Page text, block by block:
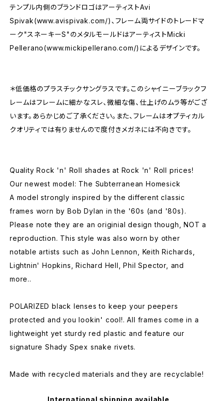
テンプル内側のブランドロゴはアーティストAvi
Spivak(www.avispivak.com/)、フレーム両サイドのトレードマ
ーク"スネーキーS"のメタルモールドはアーティストMicki
Pellerano(www.mickipellerano.com/)によるデザインです。
＊低価格のプラスチックサングラスです。このシャイニーブラックフ
レームはフレームに細かなスレ、微細な傷、仕上げのムラ等がござ
います。あらかじめご了承ください。また、フレームはオプティカル
クオリティでは有りませんので度付きメガネには不向きです。
Quality Rock 'n' Roll shades at Rock 'n' Roll prices!
Our newest model: The Subterranean Homesick
A model strongly inspired by the different classic
frames worn by Bob Dylan in the '60s (and '80s).
Please note they are an originial design though, NOT a
reproduction. This style was also worn by other
notable artists such as John Lennon, Keith Richards,
Lightnin' Hopkins, Richard Hell, Phil Spector, and
more..
POLARIZED black lenses to keep your peepers
protected and you lookin' cool!. All frames come in a
lightweight yet sturdy red plastic and feature our
signature Shady Spex snake rivets.
Made with recycled materials and they are recyclable!
International shipping available